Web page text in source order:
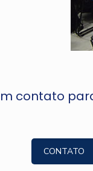
contato
CONTATO